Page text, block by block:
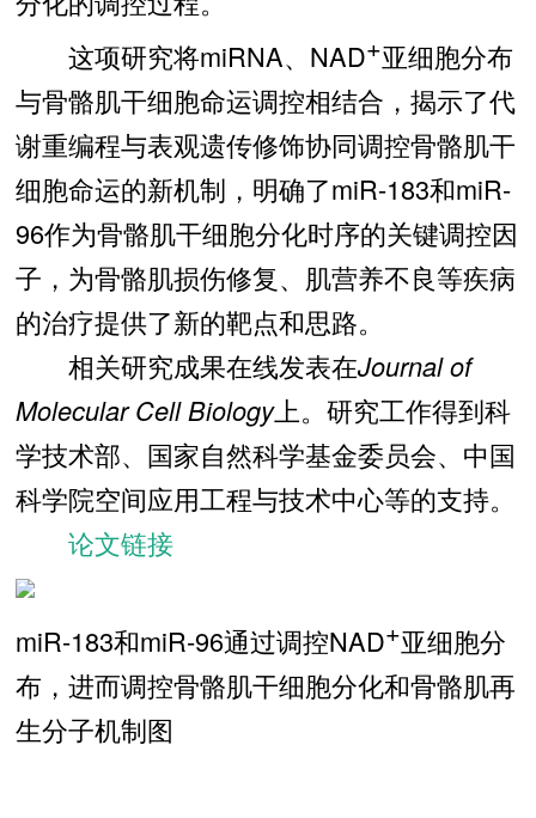
这项研究将miRNA、NAD+亚细胞分布
与骨骼肌干细胞命运调控相结合，揭示了代
谢重编程与表观遗传修饰协同调控骨骼肌干
细胞命运的新机制，明确了miR-183和miR-
96作为骨骼肌干细胞分化时序的关键调控因
子，为骨骼肌损伤修复、肌营养不良等疾病
的治疗提供了新的靶点和思路。
相关研究成果在线发表在Journal of
Molecular Cell Biology上。研究工作得到科
学技术部、国家自然科学基金委员会、中国
科学院空间应用工程与技术中心等的支持。
论文链接
miR-183和miR-96通过调控NAD+亚细胞分
布，进而调控骨骼肌干细胞分化和骨骼肌再
生分子机制图